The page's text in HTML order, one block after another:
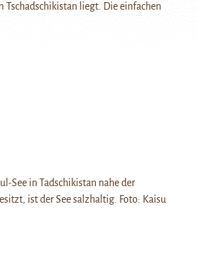
liegt. Die einfachen
See in Tadschikistan nahe der
ist der See salzhaltig. Foto: Kaisu